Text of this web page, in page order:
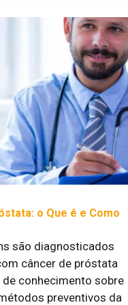
o Que é e Como
são diagnosticados
câncer de próstata
conhecimento sobre
preventivos da